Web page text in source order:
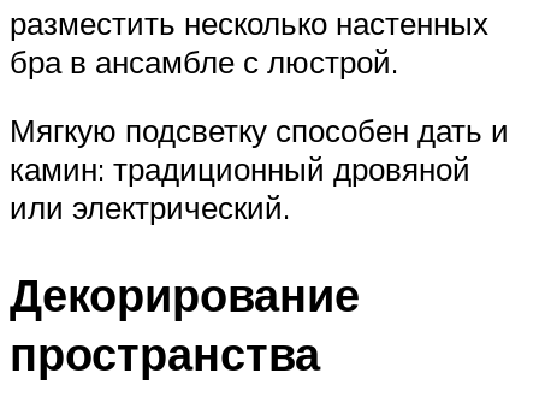
разместить несколько настенных
бра в ансамбле с люстрой.
Мягкую подсветку способен дать и
камин: традиционный дровяной
или электрический.
Декорирование
пространства